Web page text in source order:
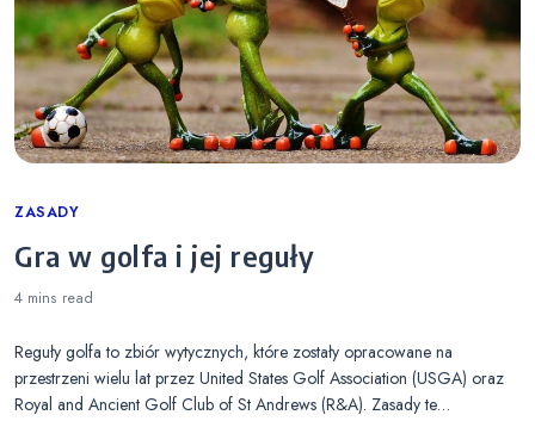
Categories
ZASADY
Gra w golfa i jej reguły
4 mins read
Reguły golfa to zbiór wytycznych, które zostały opracowane na
przestrzeni wielu lat przez United States Golf Association (USGA) oraz
Royal and Ancient Golf Club of St Andrews (R&A). Zasady te…